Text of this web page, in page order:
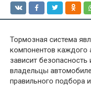
Тормозная система
компонентов каждого
зависит
владельцы
правильного подбора